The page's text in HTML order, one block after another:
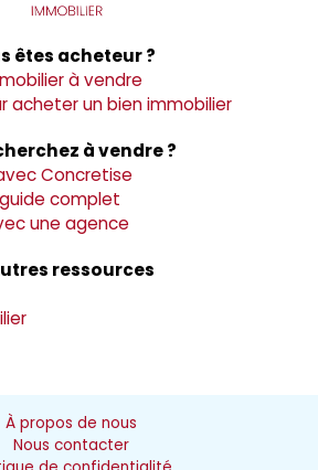
êtes acheteur ?
à vendre
acheter un bien immobilier
à vendre ?
Concretise
complet
une agence
ressources
À propos de nous
Nous contacter